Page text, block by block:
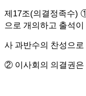
제 17조(의결정족수)
으로 개의하고 출석이
사 과반수의 찬성으
② 이사회의 의결권